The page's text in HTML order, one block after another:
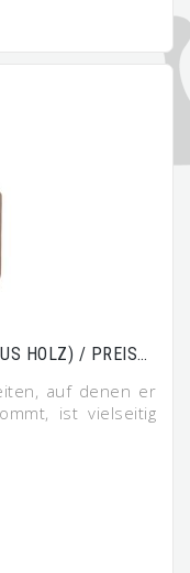
HOLZ) / PREIS…
auf denen er
ist vielseitig